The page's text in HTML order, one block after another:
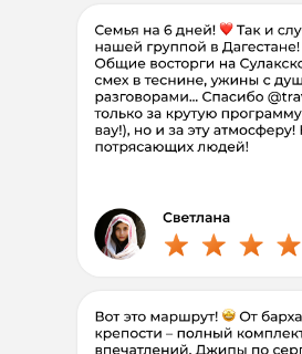
Беру друга 1+1
Рассрочка без%
первый взнос 15.000 ₽/чел
97.000